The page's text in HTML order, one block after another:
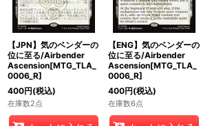
【JPN】気のベンダーの
位に至る/Airbender
Ascension[MTG_TLA_
0006_R]
400円(税込)
在庫数2点
【ENG】気のベンダーの
位に至る/Airbender
Ascension[MTG_TLA_
0006_R]
400円(税込)
在庫数6点